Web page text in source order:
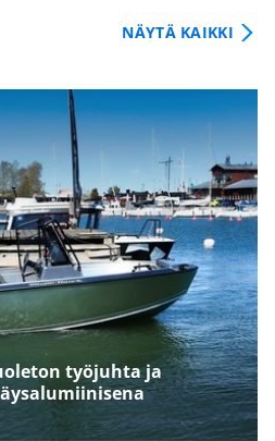
NÄYTÄ KAIKKI
työjuhta ja